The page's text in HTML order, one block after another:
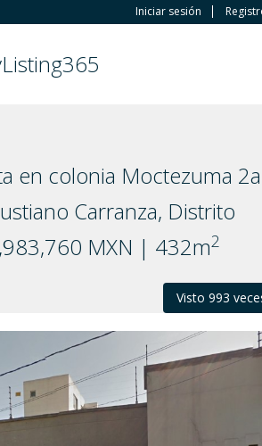
Iniciar sesión
en colonia Moctezuma 2a
Carranza, Distrito
MXN | 432m2
Visto 993